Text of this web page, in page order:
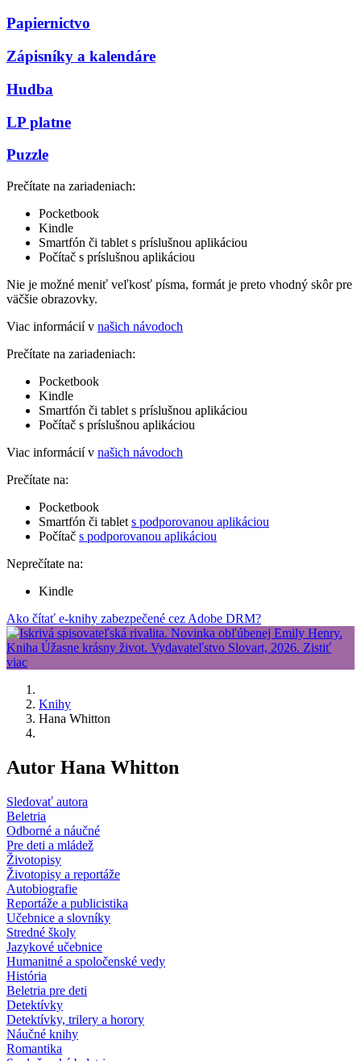
Papiernictvo
Zápisníky a kalendáre
Hudba
LP platne
Puzzle
Prečítate na zariadeniach:
Pocketbook
Kindle
Smartfón či tablet s príslušnou aplikáciou
Počítač s príslušnou aplikáciou
Nie je možné meniť veľkosť písma, formát je preto vhodný skôr pre
väčšie obrazovky.
Viac informácií v našich návodoch
Prečítate na zariadeniach:
Pocketbook
Kindle
Smartfón či tablet s príslušnou aplikáciou
Počítač s príslušnou aplikáciou
Viac informácií v našich návodoch
Prečítate na:
Pocketbook
Smartfón či tablet s podporovanou aplikáciou
Počítač s podporovanou aplikáciou
Neprečítate na:
Kindle
Ako čítať e-knihy zabezpečené cez Adobe DRM?
Knihy
Hana Whitton
Autor Hana Whitton
Sledovať autora
Beletria
Odborné a náučné
Pre deti a mládež
Životopisy
Životopisy a reportáže
Autobiografie
Reportáže a publicistika
Učebnice a slovníky
Stredné školy
Jazykové učebnice
Humanitné a spoločenské vedy
História
Beletria pre deti
Detektívky
Detektívky, trilery a horory
Náučné knihy
Romantika